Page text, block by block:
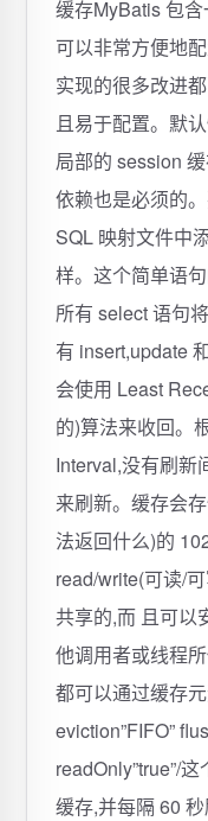
缓存MyBatis 包
可以非常方便地
实现的很多改进
且易于配置。默
局部的 session
依赖也是必须的
SQL 映射文件中
样。这个简单语
所有 select 语句
有 insert,update
会使用 Least
的)算法来收回。
Interval,没有刷新
来刷新。缓存会
法返回什么)的
read/write(可读/
共享的,而 且可以
他调用者或线程
都可以通过缓存
eviction”FIFO”
readOnly”true”/
缓存,并每隔 60